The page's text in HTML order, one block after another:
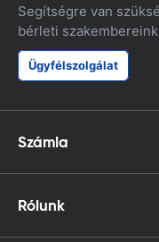
Segítségre van
bérleti
Ügyfélszolgálat
Számla
Rólunk